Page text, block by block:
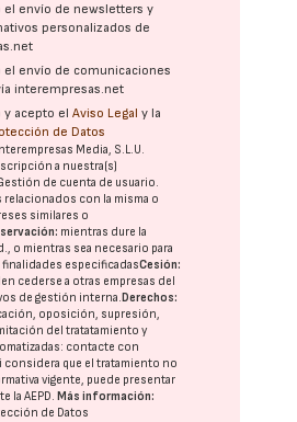
el envío de newsletters y
personalizados de
el envío de comunicaciones
interempresas.net
y acepto elAviso Legal y la
de Datos
Interempresas Media, S.L.U.
a nuestra(s)
de cuenta de usuario.
relacionados con la misma o
similares o
mientras dure la
o mientras sea necesario para
finalidades especificadasCesión:
cederse a otras empresas del
de gestión interna. Derechos:
oposición, supresión,
del tratatamiento y
contacte con
considera que el tratamiento no
vigente, puede presentar
laAEPD. Más información:
de Datos